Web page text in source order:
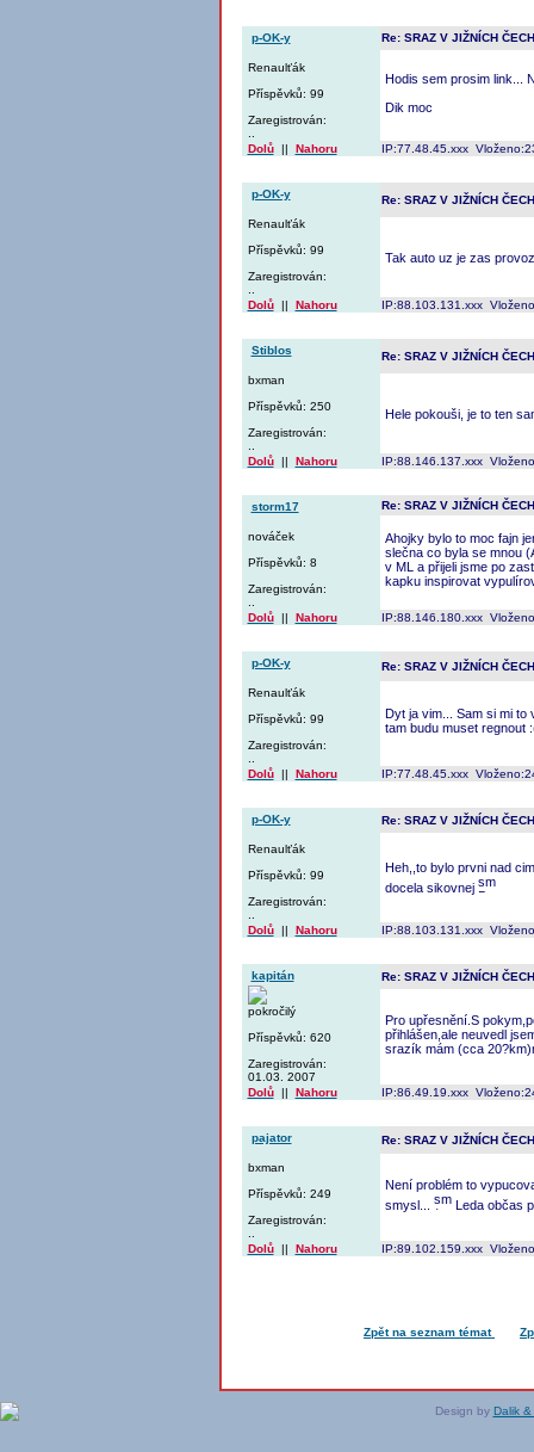
p-OK-y
Renaulťák
Příspěvků: 99
Zaregistrován:
Re: SRAZ V JIŽNÍCH
Hodis sem prosim link...
Dik moc
Dolů|| Nahoru IP:77.48.45.xxx
p-OK-y
Renaulťák
Příspěvků: 99
Zaregistrován:
Re: SRAZ V JIŽNÍCH
Tak auto uz je zas
Dolů|| Nahoru IP:88.103.131.xxx
Stiblos
bxman
Příspěvků: 250
Zaregistrován:
Re: SRAZ V JIŽNÍCH
Hele pokouši, je to ten
Dolů|| Nahoru IP:88.146.137.xxx
storm17
nováček
Příspěvků: 8
Zaregistrován:
Re: SRAZ V JIŽNÍCH
Ahojky bylo to moc fajn
slečna co byla se mnou
v ML a přijeli jsme po
kapku inspirovat
Dolů|| Nahoru IP:88.146.180.xxx
p-OK-y
Renaulťák
Příspěvků: 99
Zaregistrován:
Re: SRAZ V JIŽNÍCH
Dyt ja vim... Sam si mi to
tam budu muset regnout
Dolů|| Nahoru IP:77.48.45.xxx
p-OK-y
Renaulťák
Příspěvků: 99
Zaregistrován:
Re: SRAZ V JIŽNÍCH
Heh,,to bylo prvni nad
docela sikovnej
Dolů|| Nahoru IP:88.103.131.xxx
kapitán
pokročilý
Příspěvků: 620
Zaregistrován:
01.03. 2007
Re: SRAZ V JIŽNÍCH
Pro upřesnění.S
přihlášen,ale neuvedl
srazík mám (cca
Dolů|| Nahoru IP:86.49.19.xxx
pajator
bxman
Příspěvků: 249
Zaregistrován:
Re: SRAZ V JIŽNÍCH
Není problém to
smysl...
Leda občas
Dolů|| Nahoru IP:89.102.159.xxx
Zpět na seznam témat
Design by Dalik &